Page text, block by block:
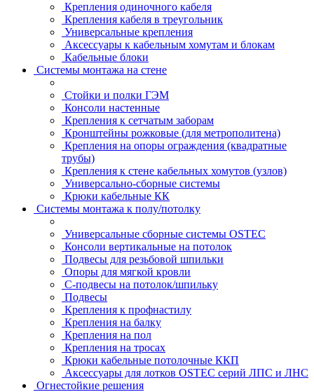
Крепления одиночного кабеля
Крепления кабеля в треугольник
Универсальные крепления
Аксессуары к кабельным хомутам и блокам
Кабельные блоки
Системы монтажа на стене
Стойки и полки ГЭМ
Консоли настенные
Крепления к сетчатым заборам
Кронштейны рожковые (для метрополитена)
Крепления на опоры ограждения (квадратные
трубы)
Крепления к стене кабельных хомутов (узлов)
Универсально-сборные системы
Крюки кабельные КК
Системы монтажа к полу/потолку
Универсальные сборные системы OSTEC
Консоли вертикальные на потолок
Подвесы для резьбовой шпильки
Опоры для мягкой кровли
С-подвесы на потолок/шпильку
Подвесы
Крепления к профнастилу
Крепления на балку
Крепления на пол
Крепления на тросах
Крюки кабельные потолочные ККП
Аксессуары для лотков OSTEC серий ЛПС и ЛНС
Огнестойкие решения